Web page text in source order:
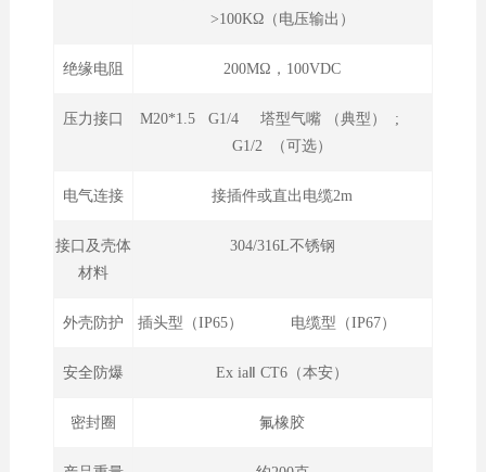
>100KΩ（电压输出）
绝缘电阻 200MΩ，100VDC
压力接口
M20*1.5 G1/4 塔型气嘴 （典型） ;
G1/2 （可选）
电气连接 接插件或直出电缆2m
接口及壳体
材料
304/316L不锈钢
外壳防护 插头型（IP65） 电缆型（IP67）
安全防爆 Ex iaⅡ CT6（本安）
密封圈 氟橡胶